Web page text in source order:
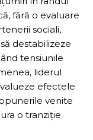
fără o evaluare
sociali,
destabilizeze
tensiunile
liderul
efectele
venite
o tranziție